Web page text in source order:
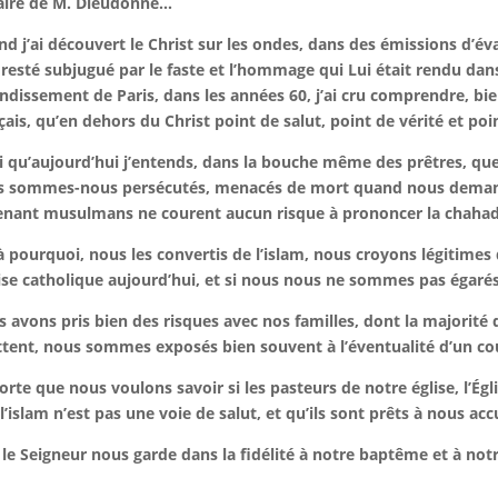
j’ai découvert le Christ sur les ondes, dans des émissions
subjugué par le faste et l’hommage qui Lui était rendu
de Paris, dans les années 60, j’ai cru comprendre,
qu’en dehors du Christ point de salut, point de vérité et
qu’aujourd’hui j’entends, dans la bouche même des prêtres,
sommes-nous persécutés, menacés de mort quand nous
musulmans ne courent aucun risque à prononcer la
pourquoi, nous les convertis de l’islam, nous croyons
catholique aujourd’hui, et si nous nous ne sommes pas
avons pris bien des risques avec nos familles, dont la
nous sommes exposés bien souvent à l’éventualité d’un
que nous voulons savoir si les pasteurs de notre église,
n’est pas une voie de salut, et qu’ils sont prêts à nous
le Seigneur nous garde dans la fidélité à notre baptême et à